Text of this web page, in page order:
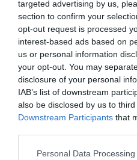
targeted advertising by us,
section to confirm your
opt-out request is processed
interest-based ads based on
us or personal information
your opt-out. You may
disclosure of your personal
IAB’s list of downstream
also be disclosed by us to
Downstream Participants that
Personal Data